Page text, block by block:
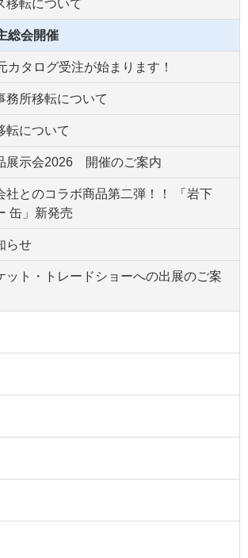
移転について
総会開催
カタログ受注が始まります！
務所移転について
転について
展示会2026 開催のご案内
社とのコラボ商品第二弾！！ 「岩下
缶」新発売
らせ
ット・トレードショーへの出展のご案